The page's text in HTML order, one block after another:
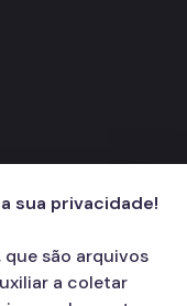
sua privacidade!
que são arquivos
a coletar